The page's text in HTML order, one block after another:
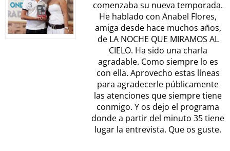
comenzaba su nueva temporada.
He hablado con Anabel Flores,
amiga desde hace muchos años,
de LA NOCHE QUE MIRAMOS AL
CIELO. Ha sido una charla
agradable. Como siempre lo es
con ella. Aprovecho estas líneas
para agradecerle públicamente
las atenciones que siempre tiene
conmigo. Y os dejo el programa
donde a partir del minuto 35 tiene
lugar la entrevista. Que os guste.